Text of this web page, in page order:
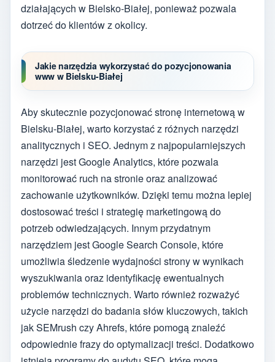
działających w Bielsko-Białej, ponieważ pozwala
dotrzeć do klientów z okolicy.
Jakie narzędzia wykorzystać do pozycjonowania
www w Bielsku-Białej
Aby skutecznie pozycjonować stronę internetową w
Bielsku-Białej, warto korzystać z różnych narzędzi
analitycznych i SEO. Jednym z najpopularniejszych
narzędzi jest Google Analytics, które pozwala
monitorować ruch na stronie oraz analizować
zachowanie użytkowników. Dzięki temu można lepiej
dostosować treści i strategię marketingową do
potrzeb odwiedzających. Innym przydatnym
narzędziem jest Google Search Console, które
umożliwia śledzenie wydajności strony w wynikach
wyszukiwania oraz identyfikację ewentualnych
problemów technicznych. Warto również rozważyć
użycie narzędzi do badania słów kluczowych, takich
jak SEMrush czy Ahrefs, które pomogą znaleźć
odpowiednie frazy do optymalizacji treści. Dodatkowo